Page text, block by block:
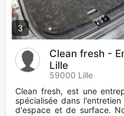
3
Clean fresh -
Lille
59000 Lille
Clean fresh, est une
spécialisée dans
d'espace et de surface.